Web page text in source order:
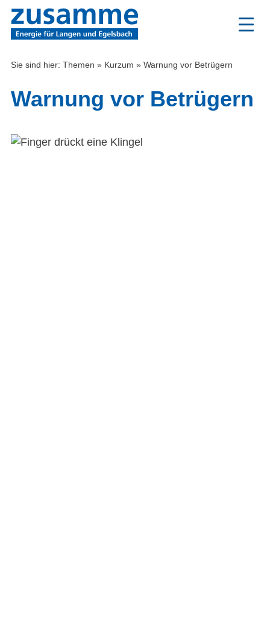
Zum
Inhalt
Sie sind hier: Themen » Kurzum » Warnung vor Betrügern
Warnung vor Betrügern